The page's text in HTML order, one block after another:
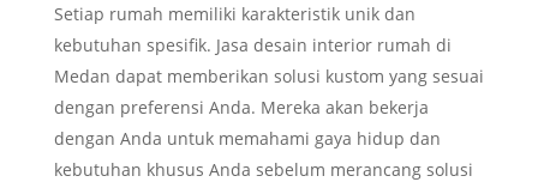
Setiap rumah memiliki karakteristik unik dan
kebutuhan spesifik. Jasa desain interior rumah di
Medan dapat memberikan solusi kustom yang sesuai
dengan preferensi Anda. Mereka akan bekerja
dengan Anda untuk memahami gaya hidup dan
kebutuhan khusus Anda sebelum merancang solusi